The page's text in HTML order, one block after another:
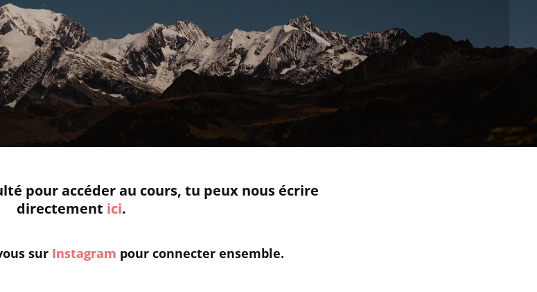
pour accéder au cours, tu peux nous écrire
directement ici.
sur Instagram pour connecter ensemble.